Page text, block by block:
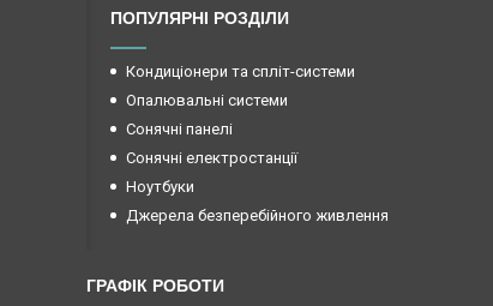
ПОПУЛЯРНІ РОЗДІЛИ
Кондиціонери та спліт-системи
Опалювальні системи
Сонячні панелі
Сонячні електростанції
Ноутбуки
Джерела безперебійного живлення
ГРАФІК РОБОТИ